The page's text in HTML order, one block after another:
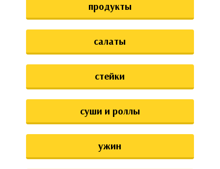
продукты
салаты
стейки
суши и роллы
ужин